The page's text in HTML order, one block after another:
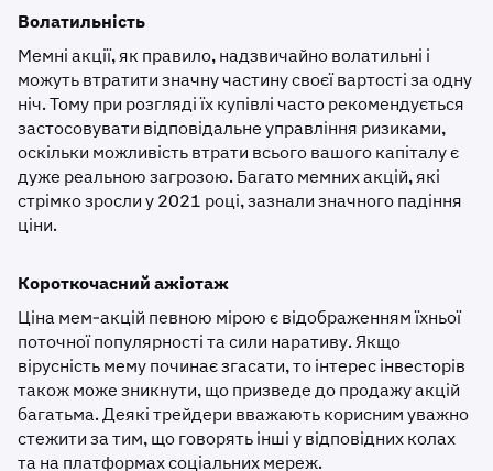
Волатильність
Мемні акції, як правило, надзвичайно волатильні і
можуть втратити значну частину своєї вартості за одну
ніч. Тому при розгляді їх купівлі часто рекомендується
застосовувати відповідальне управління ризиками,
оскільки можливість втрати всього вашого капіталу є
дуже реальною загрозою. Багато мемних акцій, які
стрімко зросли у 2021 році, зазнали значного падіння
ціни.
Короткочасний ажіотаж
Ціна мем-акцій певною мірою є відображенням їхньої
поточної популярності та сили наративу. Якщо
вірусність мему починає згасати, то інтерес інвесторів
також може зникнути, що призведе до продажу акцій
багатьма. Деякі трейдери вважають корисним уважно
стежити за тим, що говорять інші у відповідних колах
та на платформах соціальних мереж.